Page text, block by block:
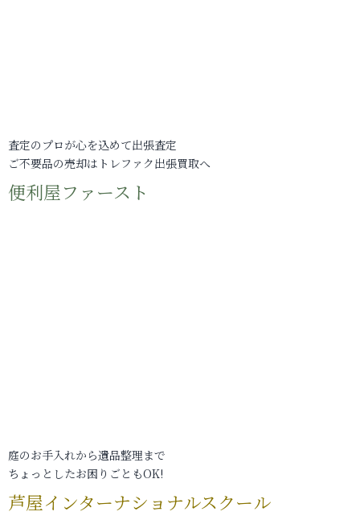
査定のプロが心を込めて出張査定
ご不要品の売却はトレファク出張買取へ
便利屋ファースト
庭のお手入れから遺品整理まで
ちょっとしたお困りごともOK!
芦屋インターナショナルスクール